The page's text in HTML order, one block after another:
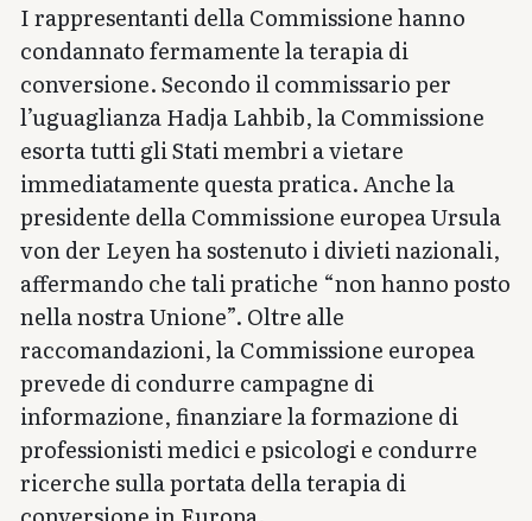
I rappresentanti della Commissione hanno
condannato fermamente la terapia di
conversione. Secondo il commissario per
l’uguaglianza Hadja Lahbib, la Commissione
esorta tutti gli Stati membri a vietare
immediatamente questa pratica. Anche la
presidente della Commissione europea Ursula
von der Leyen ha sostenuto i divieti nazionali,
affermando che tali pratiche “non hanno posto
nella nostra Unione”. Oltre alle
raccomandazioni, la Commissione europea
prevede di condurre campagne di
informazione, finanziare la formazione di
professionisti medici e psicologi e condurre
ricerche sulla portata della terapia di